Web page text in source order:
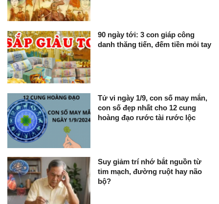
90 ngày tới: 3 con giáp công
danh thăng tiến, đếm tiền mỏi tay
Tử vi ngày 1/9, con số may mắn,
con số đẹp nhất cho 12 cung
hoàng đạo rước tài rước lộc
Suy giảm trí nhớ bắt nguồn từ
tim mạch, đường ruột hay não
bộ?